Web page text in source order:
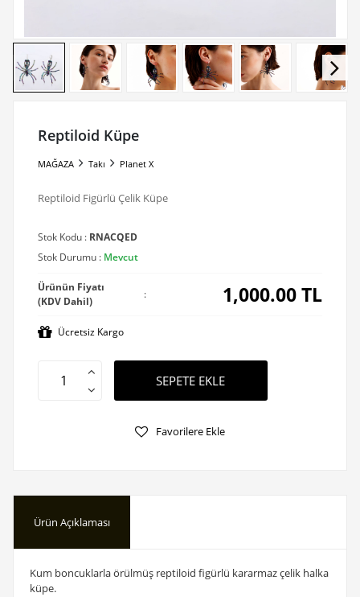
Reptiloid Küpe
MAĞAZA Takı Planet X
Reptiloid Figürlü Çelik Küpe
Stok Kodu : RNACQED
Stok Durumu : Mevcut
Ürünün Fiyatı
(KDV Dahil)
: 1,000.00TL
Ücretsiz Kargo
SEPETE EKLE
Favorilere Ekle
Ürün Açıklaması
Kum boncuklarla örülmüş reptiloid figürlü kararmaz çelik halka
küpe.